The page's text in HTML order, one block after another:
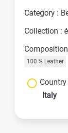
Category :
Collection :
100 % Leather
Italy